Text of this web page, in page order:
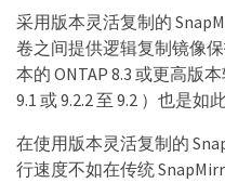
采用版本灵活复制的
卷之间提供逻辑复制镜像
本的 ONTAP 8.3 或更高版
9.1 或 9.2.2 至 9.2 ）也是如此
在使用版本灵活复制的
行速度不如在传统